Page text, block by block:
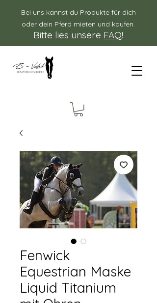
Bei uns kannst du Produkte für dich
oder dein Pferd mieten und kaufen.
Bitte lies unsere FAQ!
Fenwick
Equestrian Maske
Liquid Titanium